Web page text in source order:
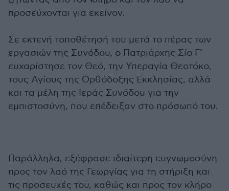
προσεύχονται για εκείνον.
Σε εκτενή τοποθέτησή του μετά το πέρας των
εργασιών της Συνόδου, ο Πατριάρχης Σίο Γ’
ευχαρίστησε τον Θεό, την Υπεραγία Θεοτόκο,
τους Αγίους της Ορθόδοξης Εκκλησίας, αλλά
και τα μέλη της Ιεράς Συνόδου για την
εμπιστοσύνη, που επέδειξαν στο πρόσωπό του.
Παράλληλα, εξέφρασε ιδιαίτερη ευγνωμοσύνη
προς τον λαό της Γεωργίας για τη στήριξη και
τις προσευχές του, καθώς και προς τον κλήρο